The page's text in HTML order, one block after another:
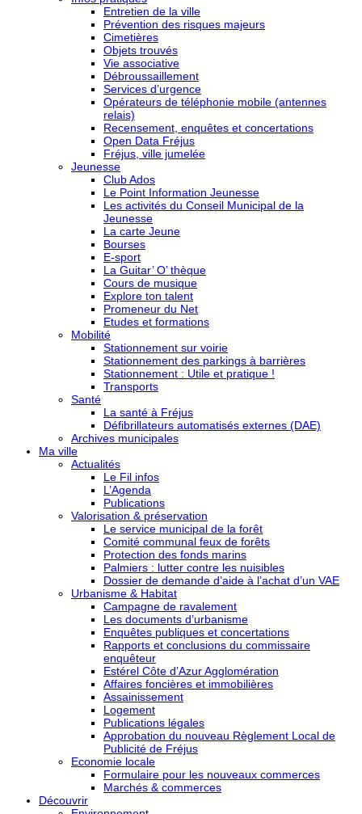
Entretien de la ville
Prévention des risques majeurs
Cimetières
Objets trouvés
Vie associative
Débroussaillement
Services d’urgence
Opérateurs de téléphonie mobile (antennes
relais)
Recensement, enquêtes et concertations
Open Data Fréjus
Fréjus, ville jumelée
Jeunesse
Club Ados
Le Point Information Jeunesse
Les activités du Conseil Municipal de la
Jeunesse
La carte Jeune
Bourses
E-sport
La Guitar’ O’ thèque
Cours de musique
Explore ton talent
Promeneur du Net
Etudes et formations
Mobilité
Stationnement sur voirie
Stationnement des parkings à barrières
Stationnement : Utile et pratique !
Transports
Santé
La santé à Fréjus
Défibrillateurs automatisés externes (DAE)
Archives municipales
Ma ville
Actualités
Le Fil infos
L’Agenda
Publications
Valorisation & préservation
Le service municipal de la forêt
Comité communal feux de forêts
Protection des fonds marins
Palmiers : lutter contre les nuisibles
Dossier de demande d’aide à l’achat d’un VAE
Urbanisme & Habitat
Campagne de ravalement
Les documents d’urbanisme
Enquêtes publiques et concertations
Rapports et conclusions du commissaire
enquêteur
Estérel Côte d’Azur Agglomération
Affaires foncières et immobilières
Assainissement
Logement
Publications légales
Approbation du nouveau Règlement Local de
Publicité de Fréjus
Economie locale
Formulaire pour les nouveaux commerces
Marchés & commerces
Découvrir